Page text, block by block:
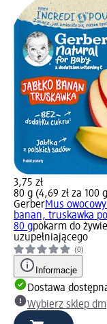
3,75 zł
80 g (4,69 zł za 100
GerberMus
banan, truskawka
80 gpokarm do
uzupełniającego
(0)
Informacje
Dostawa
Wybierz sklep dm